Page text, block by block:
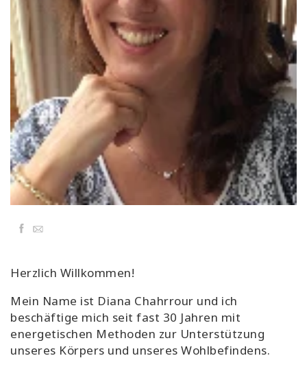
Classes
Facilitators
More
CONTACT
SEARCH
Facebook
Email
Herzlich Willkommen!
Mein Name ist Diana Chahrrour und ich
beschäftige mich seit fast 30 Jahren mit
energetischen Methoden zur Unterstützung
unseres Körpers und unseres Wohlbefindens.